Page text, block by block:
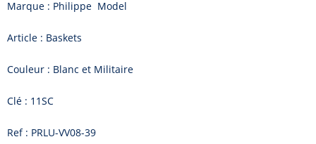
Marque : Philippe Model
Article : Baskets
Couleur : Blanc et Militaire
Clé : 11SC
Ref : PRLU-VV08-39